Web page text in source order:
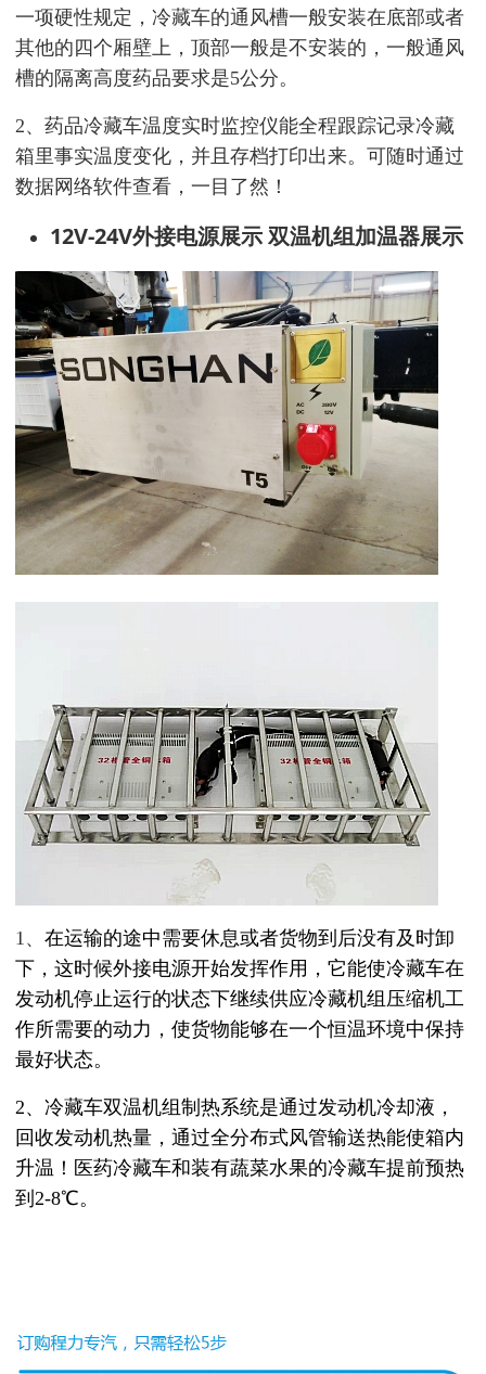
一项硬性规定， 冷藏车的通风槽一般安装在底部或者
其他的四个厢壁上，顶部一般是不安装的， 一般通风
槽的隔离高度药品要求是5公分。
2、药品冷藏车温度实时监控仪能全程跟踪记录冷藏
箱里事实温度变化， 并且存档打印出来。可随时通过
数据网络软件查看，一目了然！
12V-24V外接电源展示 双温机组加温器展示
1、 在运输的途中需要休息或者货物到后没有及时卸
下，这时候外接电源开始发挥作用，它能使冷藏车在
发动机停止运行的状态下继续供应冷藏机组压缩机工
作所需要的动力，使货物能够在一个恒温环境中保持
最好状态。
2、冷藏车双温机组制热系统是通过发动机冷却液，
回收发动机热量，通过全分布式风管输送热能使箱内
升温！医药冷藏车和装有蔬菜水果的冷藏车提前预热
到2-8℃。